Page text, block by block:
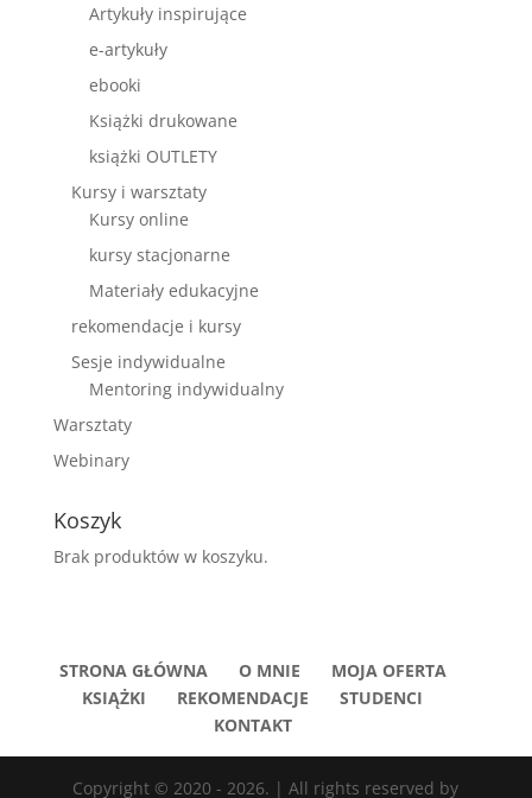
Artykuły inspirujące
e-artykuły
ebooki
Książki drukowane
książki OUTLETY
Kursy i warsztaty
Kursy online
kursy stacjonarne
Materiały edukacyjne
rekomendacje i kursy
Sesje indywidualne
Mentoring indywidualny
Warsztaty
Webinary
Koszyk
Brak produktów w koszyku.
STRONA GŁÓWNA O MNIE
MOJA OFERTA
KSIĄŻKI
REKOMENDACJE
STUDENCI
KONTAKT
Copyright © 2020 - 2026. | All rights reserved by